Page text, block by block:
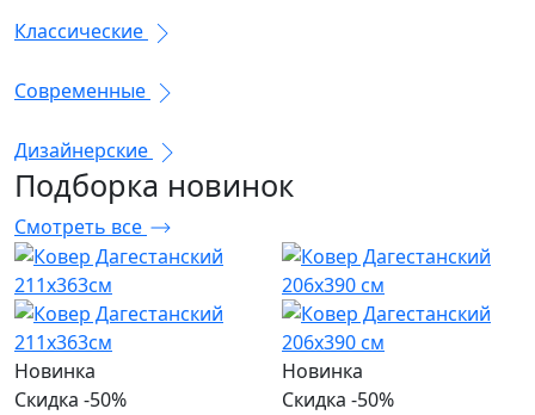
Классические
Современные
Дизайнерские
Подборка новинок
Смотреть все
Новинка
Скидка -50%
Новинка
Скидка -50%